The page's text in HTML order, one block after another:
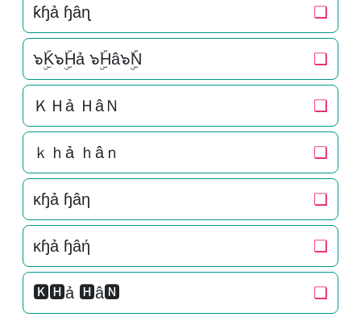
ƙɧả ɧâɳ ❏
๖ۣۜK๖ۣۜHả ๖ۣۜHâ๖ۣۜN ❏
ＫＨả ＨâＮ ❏
ｋｈả ｈâｎ ❏
κɧả ɧâη ❏
κɧả ɧâή ❏
🅺🅷ả 🅷â🅽 ❏